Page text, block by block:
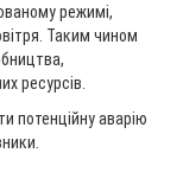
режимі,
Таким чином
ресурсів.
потенційну аварію